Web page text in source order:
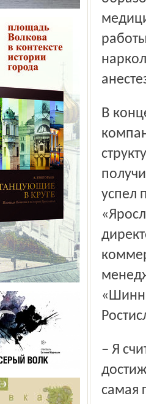
В конце 1999 года Даниленко ушел в менеджеры
успел
– Я считаю, что по большому счету достиг немногого и все
самая